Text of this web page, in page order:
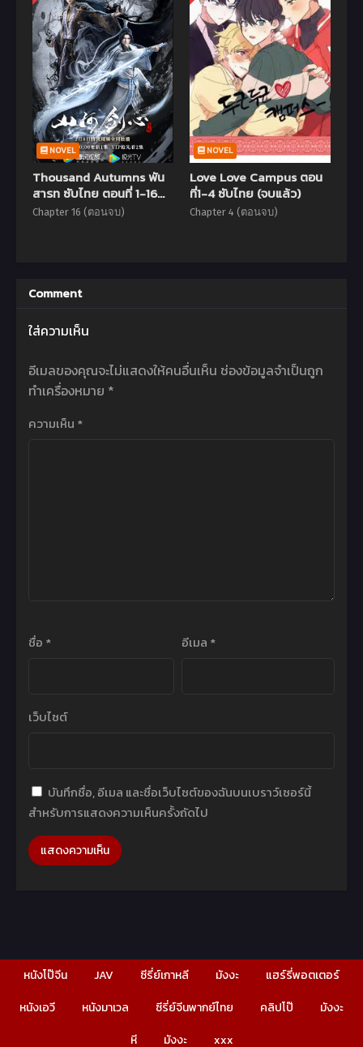
NOVEL
Thousand Autumns พัน
สารท ซับไทย ตอนที่ 1-16
(จบแล้ว)
Chapter 16 (ตอนจบ)
NOVEL
Love Love Campus ตอน
ที่1-4 ซับไทย (จบแล้ว)
Chapter 4 (ตอนจบ)
Comment
ใส่ความเห็น
อีเมลของคุณจะไม่แสดงให้คนอื่นเห็น ช่องข้อมูลจำเป็นถูก
ทำเครื่องหมาย *
ความเห็น *
ชื่อ * อีเมล *
เว็บไซต์
บันทึกชื่อ, อีเมล และชื่อเว็บไซต์ของฉันบนเบราว์เซอร์นี้
สำหรับการแสดงความเห็นครั้งถัดไป
หนังโป๊จีน JAV ซีรี่ย์เกาหลี มังงะ
แฮร์รี่พอตเตอร์
หนังเอวี
หนังมาเวล ซีรี่ย์จีนพากย์ไทย คลิปโป๊
มังงะ
หี
มังงะ xxx